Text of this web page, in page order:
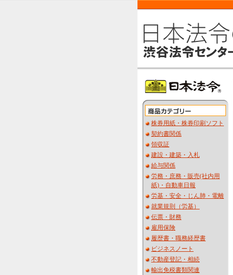
株券用紙・株券印刷ソフト
契約書関係
領収証
建設・建築・入札
給与関係
労務・庶務・販売(社内用
紙)・自動車日報
労基・安全・じん肺・電離
就業規則（労基）
伝票・財務
雇用保険
履歴書・職務経歴書
ビジネスノート
不動産登記・相続
輸出免税書類関連